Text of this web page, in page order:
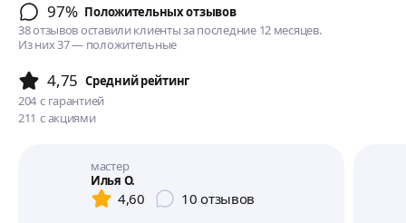
97% Положительных отзывов
38 отзывов оставили клиенты за последние 12 месяцев.
Из них 37 — положительные
4,75 Cредний рейтинг
204 с гарантией
211 с акциями
мастер
Илья О.
4,60 10 отзывов